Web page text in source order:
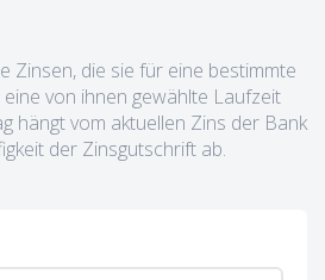
Zinsen, die sie für eine bestimmte
von ihnen gewählte Laufzeit
hängt vom aktuellen Zins der Bank
der Zinsgutschrift ab.